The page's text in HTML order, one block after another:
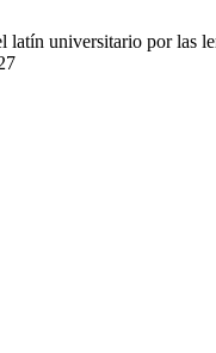
universitario por las